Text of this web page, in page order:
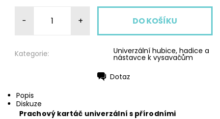
- +
Kategorie: Univerzální hubice, hadice a
nástavce k vysavačům
Dotaz
Popis
Diskuze
Prachový kartáč univerzální s přírodními